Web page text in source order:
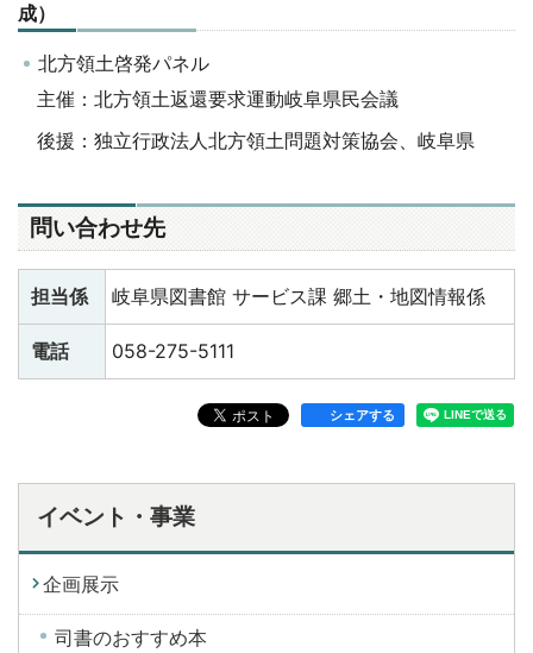
成）
北方領土啓発パネル
主催：北方領土返還要求運動岐阜県民会議
後援：独立行政法人北方領土問題対策協会、岐阜県
問い合わせ先
担当係 岐阜県図書館 サービス課 郷土・地図情報係
電話 058-275-5111
シェアする
イベント・事業
企画展示
司書のおすすめ本